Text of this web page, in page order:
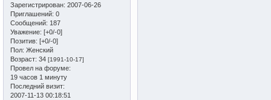
Зарегистрирован: 2007-06-26
Приглашений: 0
Сообщений: 187
Уважение: [+0/-0]
Позитив: [+0/-0]
Пол: Женский
Возраст: 34 [1991-10-17]
Провел на форуме:
19 часов 1 минуту
Последний визит:
2007-11-13 00:18:51